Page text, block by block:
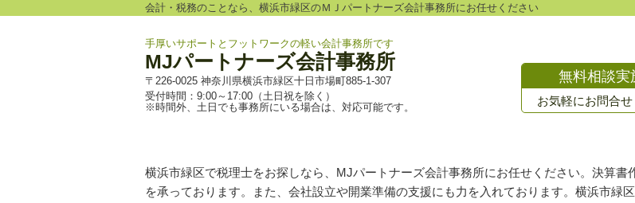
会計・税務のことなら、横浜市緑区のＭＪパートナーズ会計事務所にお任せください
手厚いサポートとフットワークの軽い会計事務所です
MJパートナーズ会計事務所
〒226-0025 神奈川県横浜市緑区十日市場町885-1-307
受付時間：9:00～17:00（土日祝を除く）
※時間外、土日でも事務所にいる場合は、対応可能です。
無料相談実
お気軽にお問合
横浜市緑区で税理士をお探しなら、MJパートナーズ会計事務所にお任せください。決算
を承っております。また、会社設立や開業準備の支援にも力を入れております。横浜市緑